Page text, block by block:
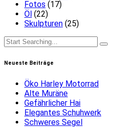
Fotos (17)
Öl (22)
Skulpturen (25)
Neueste Beiträge
Öko Harley Motorrad
Alte Muräne
Gefährlicher Hai
Elegantes Schuhwerk
Schweres Segel